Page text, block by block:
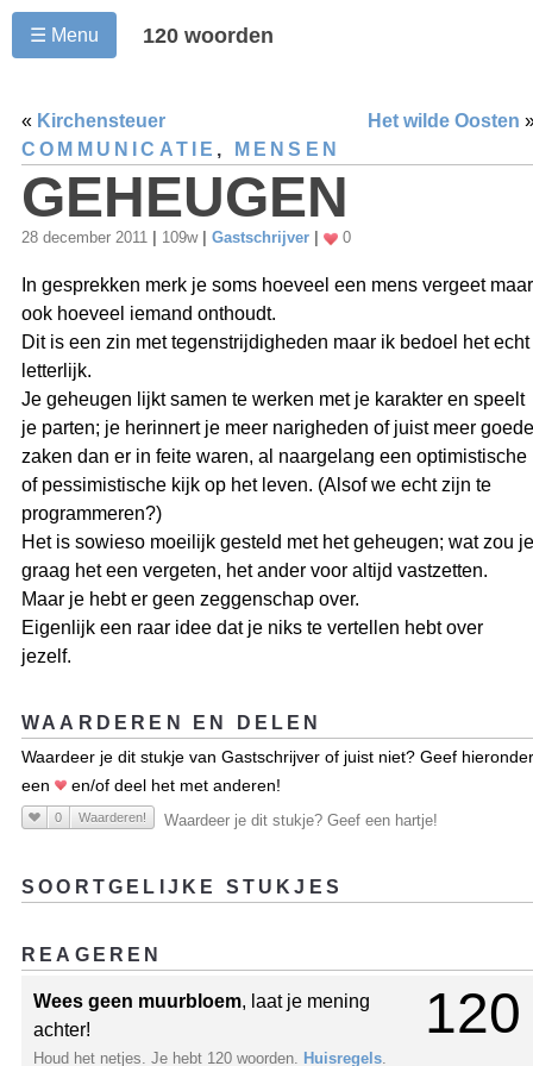
☰ Menu 120 woorden
« Kirchensteuer Het wilde Oosten
COMMUNICATIE , MENSEN
GEHEUGEN
28 december 2011 109w Gastschrijver 0
In gesprekken merk je soms hoeveel een mens vergeet maar
ook hoeveel iemand onthoudt.
Dit is een zin met tegenstrijdigheden maar ik bedoel het echt
letterlijk.
Je geheugen lijkt samen te werken met je karakter en speelt
je parten; je herinnert je meer narigheden of juist meer goede
zaken dan er in feite waren, al naargelang een optimistische
of pessimistische kijk op het leven. (Alsof we echt zijn te
programmeren?)
Het is sowieso moeilijk gesteld met het geheugen; wat zou je
graag het een vergeten, het ander voor altijd vastzetten.
Maar je hebt er geen zeggenschap over.
Eigenlijk een raar idee dat je niks te vertellen hebt over
jezelf.
WAARDEREN EN DELEN
Waardeer je dit stukje van Gastschrijver of juist niet? Geef hieronder
een
en/of deel het met anderen!
0 Waarderen! Waardeer je dit stukje? Geef een hartje!
SOORTGELIJKE STUKJES
REAGEREN
120
Wees geen muurbloem, laat je mening
achter!
Houd het netjes. Je hebt 120 woorden. Huisregels